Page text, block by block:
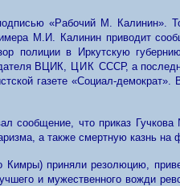
«Рабочий М. Калинин».
М.И. Калининприводит
полициив Иркутскую
ВЦИК, ЦИК СССР, а
газете «Социал-
сообщение, что приказ
, а также смертную казнь
Кимры) приняли резолюцию,
и мужественного вожди